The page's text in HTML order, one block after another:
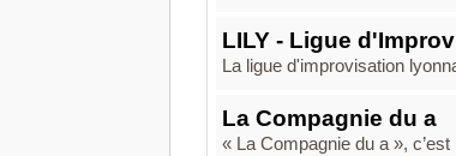
LILY - Ligue
La ligue d'improvisation
La Compagnie du a
« La Compagnie du a »,